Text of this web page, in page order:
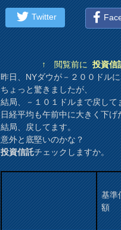
Twitter
↑ 閲覧前に投資信
昨日、NYダウが－２００ドル
ちょっと驚きましたが、
結局、－１０１ドルまで戻して
日経平均も午前中に大きく下げ
結局、戻してます。
意外と底堅いのかな？
投資信託チェックしますか。
基準
額